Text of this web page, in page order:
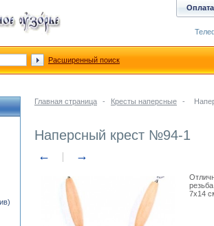
Главная страница - Кресты наперсные -
Наперсный крест №94-1
← →
7x14
Оплата
Расширенный поиск